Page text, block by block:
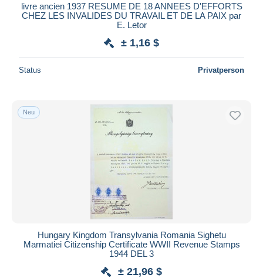
Maestro
Wohnsitz des Verkäufers
Weltweit
Übernehmen
livre ancien 1937 RESUME DE 18 ANNEES D'EFFORTS
CHEZ LES INVALIDES DU TRAVAIL ET DE LA PAIX par
E. Letor
± 1,16 $
Status Privatperson
Neu
Hungary Kingdom Transylvania Romania Sighetu
Marmatiei Citizenship Certificate WWII Revenue Stamps
1944 DEL 3
± 21,96 $